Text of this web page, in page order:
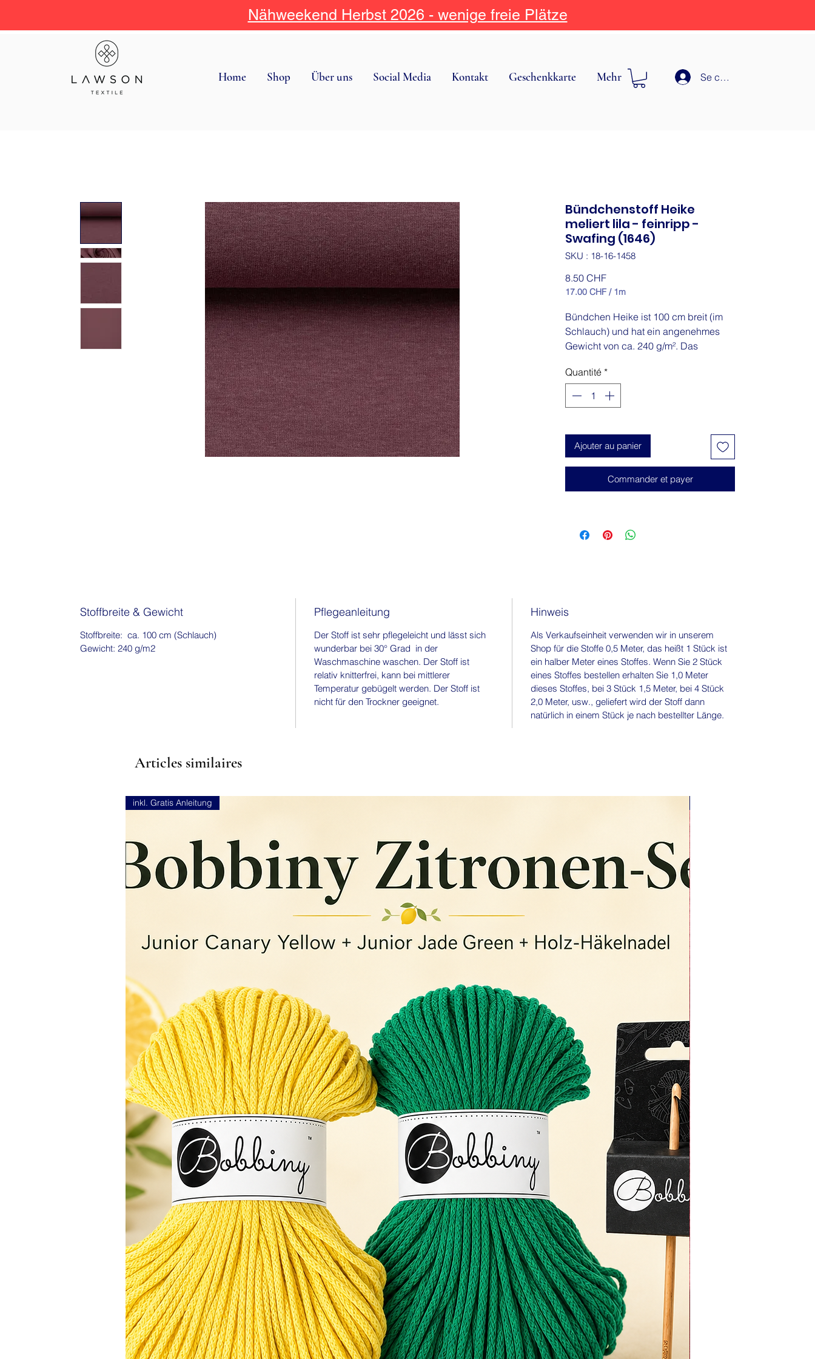
Nähweekend Herbst 2026 - wenige freie Plätze
Home Shop Über uns Social Media Kontakt Geschenkkarte Mehr Se connecter
Bündchenstoff Heike
meliert lila - feinripp -
Swafing (1646)
SKU : 18-16-1458
8.50 CHFPrix
17.00 CHF / 1m
pour
1
Mètre
Bündchen Heike ist 100 cm breit (im
Schlauch) und hat ein angenehmes
Gewicht von ca. 240 g/m². Das
ist zertifiziert nach STANDARD 100 by
OEKO-TEX®. Elastisch und dabei
schön formstabil eignet sich die
Einsatzzwecke wie Halsausschnitte,
Einfassungen und natürlich für Saum-
Quantité *
Ajouter au panier
Commander et payer
Stoffbreite & Gewicht
Stoffbreite: ca. 100 cm (Schlauch)
Gewicht: 240 g/m2
Pflegeanleitung
Der Stoff ist sehr pflegeleicht und lässt sich
wunderbar bei 30° Grad in der
Waschmaschine waschen. Der Stoff ist
relativ knitterfrei, kann bei mittlerer
Temperatur gebügelt werden. Der Stoff ist
nicht für den Trockner geeignet.
Hinweis
Als Verkaufseinheit verwenden wir in unserem
Shop für die Stoffe 0,5 Meter, das heißt 1 Stück ist
ein halber Meter eines Stoffes. Wenn Sie 2 Stück
eines Stoffes bestellen erhalten Sie 1,0 Meter
dieses Stoffes, bei 3 Stück 1,5 Meter, bei 4 Stück
2,0 Meter, usw., geliefert wird der Stoff dann
natürlich in einem Stück je nach bestellter Länge.
Articles similaires
inkl. Gratis Anleitung